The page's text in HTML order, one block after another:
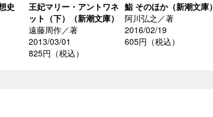
史
王妃マリー・アントワネ
ット（下）（新潮文庫）
遠藤周作／著
2013/03/01
825円（税込）
鮨 そのほか（新潮文庫）
阿川弘之／著
2016/02/19
605円（税込）